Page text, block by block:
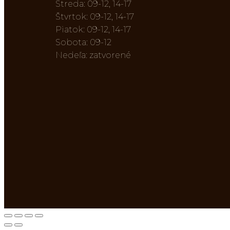
Streda: 09-12, 14-17
Štvrtok: 09-12, 14-17
Piatok: 09-12, 14-17
Sobota: 09-12
Nedeľa: zatvorené